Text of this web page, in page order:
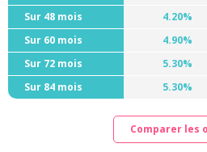
Sur 48 mois
4.20%
Sur 60 mois
4.90%
Sur 72 mois
5.30%
Sur 84 mois
5.30%
Comparer les